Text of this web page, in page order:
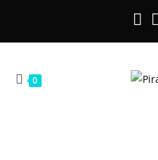
contenuto
0